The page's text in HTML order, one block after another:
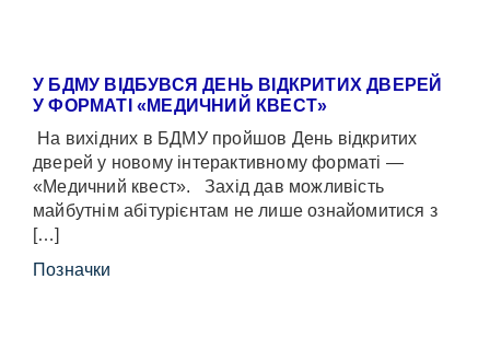
У БДМУ ВІДБУВСЯ ДЕНЬ ВІДКРИТИХ ДВЕРЕЙ
У ФОРМАТІ «МЕДИЧНИЙ КВЕСТ»
На вихідних в БДМУ пройшов День відкритих
дверей у новому інтерактивному форматі —
«Медичний квест». Захід дав можливість
майбутнім абітурієнтам не лише ознайомитися з
[…]
Позначки